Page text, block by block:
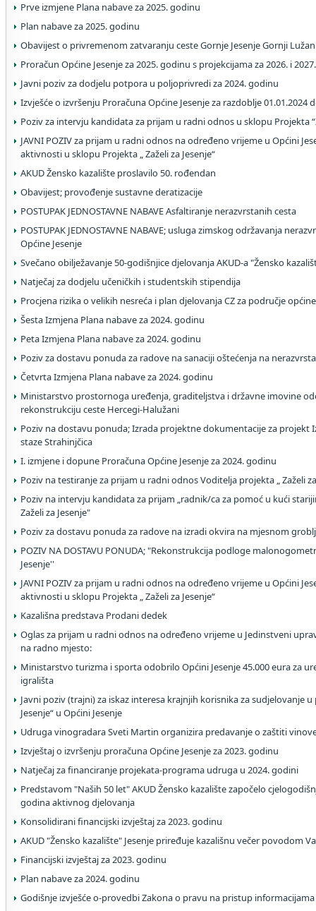
Prve izmjene Plana nabave za 2025. godinu
Plan nabave za 2025. godinu
Obavijest o privremenom zatvaranju ceste Gornje Jesenje Gornji
Proračun Općine Jesenje za 2025. godinu s projekcijama za 2026. i
Javni poziv za dodjelu potpora u poljoprivredi za 2024. godinu
Izvješće o izvršenju Proračuna Općine Jesenje za razdoblje 01.01.2024
Poziv za intervju kandidata za prijam u radni odnos u sklopu Projekta
JAVNI POZIV za prijam u radni odnos na određeno vrijeme u Općini
aktivnosti u sklopu Projekta „ Zaželi za Jesenje“
AKUD Žensko kazalište proslavilo 50. rođendan
Obavijest; provođenje sustavne deratizacije
POSTUPAK JEDNOSTAVNE NABAVE Asfaltiranje nerazvrstanih cesta
POSTUPAK JEDNOSTAVNE NABAVE; usluga zimskog održavanja
Općine Jesenje
Svečano obilježavanje 50-godišnjice djelovanja AKUD-a "Žensko
Natječaj za dodjelu učeničkih i studentskih stipendija
Procjena rizika o velikih nesreća i plan djelovanja CZ za područje
Šesta Izmjena Plana nabave za 2024. godinu
Peta Izmjena Plana nabave za 2024. godinu
Poziv za dostavu ponuda za radove na sanaciji oštećenja na
Četvrta Izmjena Plana nabave za 2024. godinu
Ministarstvo prostornoga uređenja, graditeljstva i državne imovine
rekonstrukciju ceste Hercegi-Halužani
Poziv na dostavu ponuda; Izrada projektne dokumentacije za projekt
staze Strahinjčica
I. izmjene i dopune Proračuna Općine Jesenje za 2024. godinu
Poziv na testiranje za prijam u radni odnos Voditelja projekta „ Zaželi za
Poziv na intervju kandidata za prijam „radnik/ca za pomoć u kući
Zaželi za Jesenje"
Poziv za dostavu ponuda za radove na izradi okvira na mjesnom
POZIV NA DOSTAVU PONUDA; "Rekonstrukcija podloge
Jesenje''
JAVNI POZIV za prijam u radni odnos na određeno vrijeme u Općini
aktivnosti u sklopu Projekta „ Zaželi za Jesenje“
Kazališna predstava Prodani dedek
Oglas za prijam u radni odnos na određeno vrijeme u Jedinstveni
na radno mjesto:
Ministarstvo turizma i sporta odobrilo Općini Jesenje 45.000 eura za
igrališta
Javni poziv (trajni) za iskaz interesa krajnjih korisnika za sudjelovanje u
Jesenje“ u Općini Jesenje
Udruga vinogradara Sveti Martin organizira predavanje o zaštiti
Izvještaj o izvršenju proračuna Općine Jesenje za 2023. godinu
Natječaj za financiranje projekata-programa udruga u 2024. godini
Predstavom "Naših 50 let" AKUD Žensko kazalište započelo
godina aktivnog djelovanja
Konsolidirani financijski izvještaj za 2023. godinu
AKUD "Žensko kazalište" Jesenje priređuje kazališnu večer povodom
Financijski izvještaj za 2023. godinu
Plan nabave za 2024. godinu
Godišnje izvješće o-provedbi Zakona o pravu na pristup